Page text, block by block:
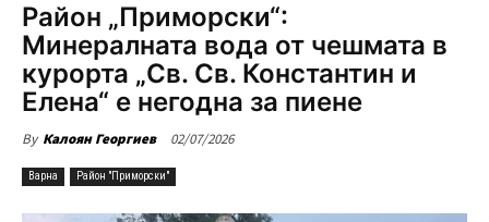
Район „Приморски“:
Минералната вода от чешмата в
курорта „Св. Св. Константин и
Елена“ е негодна за пиене
By Калоян Георгиев 02/07/2026
Варна Район "Приморски"